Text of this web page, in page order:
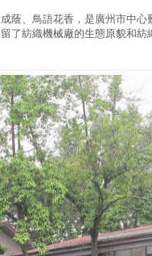
蔭、鳥語花香，是廣州市中
了紡織機械廠的生態原貌和